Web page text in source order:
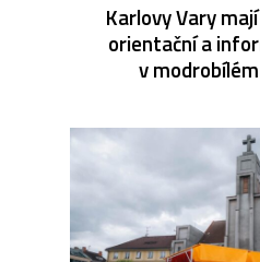
Karlovy Vary
orientační a
v